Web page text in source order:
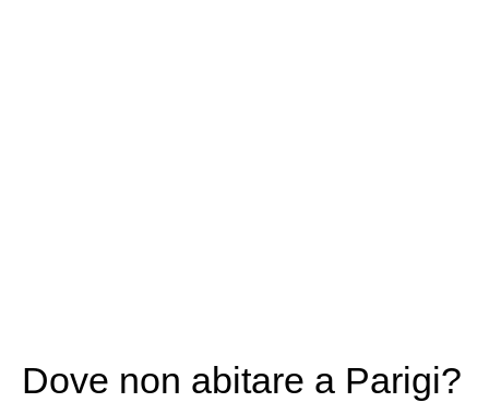
Dove non abitare a Parigi?